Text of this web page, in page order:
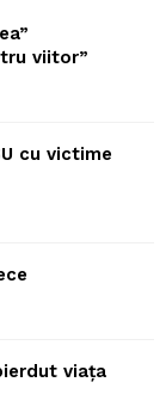
viitor”
cu victime
viața